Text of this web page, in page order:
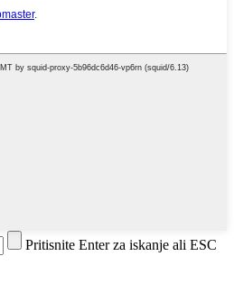
Pritisnite Enter za iskanje ali ESC